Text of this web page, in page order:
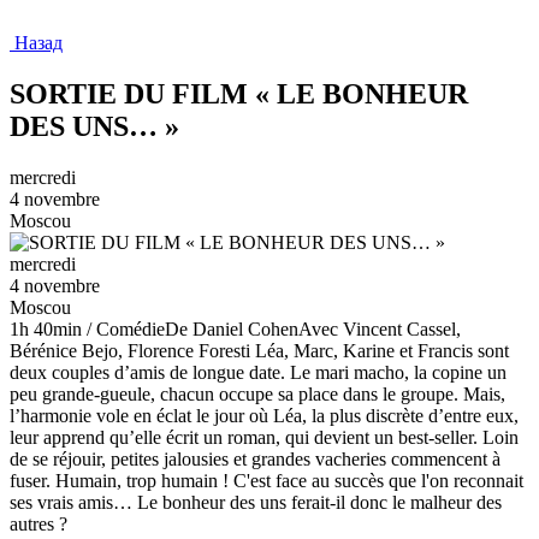
Назад
SORTIE DU FILM « LE BONHEUR
DES UNS… »
mercredi
4 novembre
Moscou
mercredi
4 novembre
Moscou
1h 40min / ComédieDe Daniel CohenAvec Vincent Cassel,
Bérénice Bejo, Florence Foresti Léa, Marc, Karine et Francis sont
deux couples d’amis de longue date. Le mari macho, la copine un
peu grande-gueule, chacun occupe sa place dans le groupe. Mais,
l’harmonie vole en éclat le jour où Léa, la plus discrète d’entre eux,
leur apprend qu’elle écrit un roman, qui devient un best-seller. Loin
de se réjouir, petites jalousies et grandes vacheries commencent à
fuser. Humain, trop humain ! C'est face au succès que l'on reconnait
ses vrais amis… Le bonheur des uns ferait-il donc le malheur des
autres ?